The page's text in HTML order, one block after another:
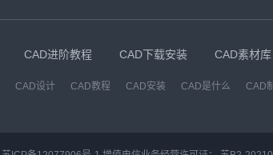
CAD进阶教程 CAD下载安装 CAD素材库
CAD设计 CAD教程 CAD安装 CAD是什么 CAD